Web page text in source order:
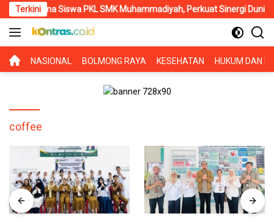
Langsung
ke
konten
TerkiniSiswa PKL SMK Muhammadiyah, Perkuat Sinergi Dunia
BERANDA
NASIONAL BOLMONG RAYA KESEHATAN HUKUM DAN
coffee